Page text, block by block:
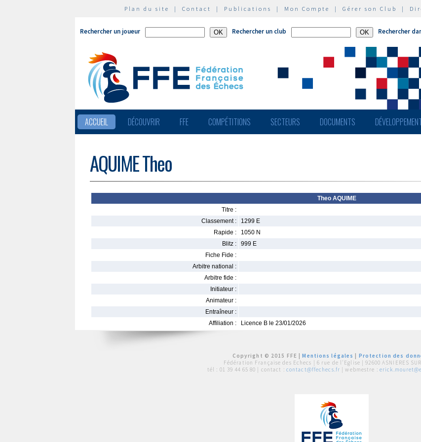
Plan du site | Contact | Publications | Mon Compte | Gérer son Club |
Rechercher un joueur Rechercher un club Rechercher
ACCUEIL DÉCOUVRIR FFE COMPÉTITIONS SECTEURS DOCUMENTS
AQUIME Theo
Theo AQUIME
Titre :
Classement :
1299 E
Rapide :
1050 N
Blitz :
999 E
Fiche Fide :
Arbitre national :
Arbitre fide :
Initiateur :
Animateur :
Entraîneur :
Affiliation :
Licence B le 23/01/2026
Copyright © 2015 FFE |Mentions légales
Protection des
Fédération Française des Echecs | 6 rue de l'Eglise | 92600 ASNIERES
tél : 01 39 44 65 80 | contact : contact@ffechecs.fr | webmestre :